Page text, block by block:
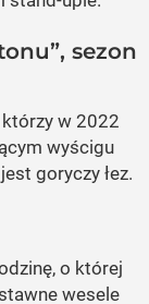
sezon
którzy w 2022
wyścigu
goryczy łez.
o której
wesele